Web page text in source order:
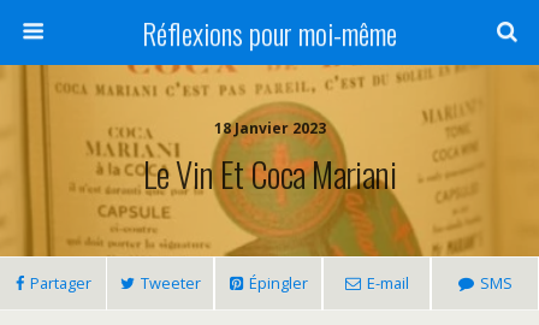
Réflexions pour moi-même
18 Janvier 2023
Le Vin Et Coca Mariani
Partager Tweeter Épingler E-mail SMS